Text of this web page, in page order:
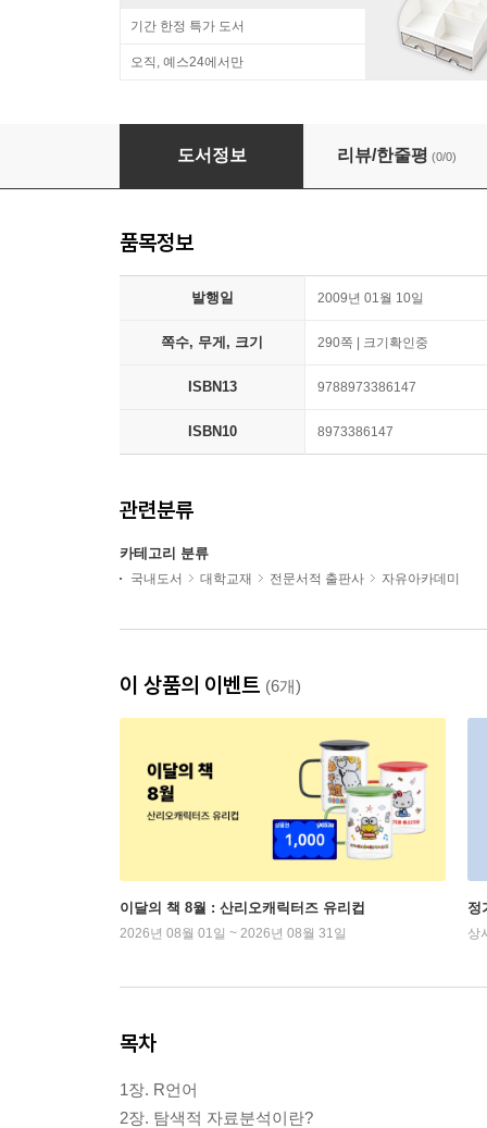
기간 한정 특가 도서
오직, 예스24에서만
R을 활용한 탐색적 자료분석
도서정보 리뷰/한줄평 (0/0)
품목정보
발행일 2009년 01월 10일
쪽수, 무게, 크기 290쪽 | 크기확인중
ISBN13 9788973386147
ISBN10 8973386147
관련분류
카테고리 분류
국내도서 대학교재 전문서적 출판사 자유아카데미
이 상품의 이벤트 (6개)
이달의 책 8월 : 산리오캐릭터즈 유리컵
2026년 08월 01일 ~ 2026년 08월 31일
정
상
목차
1장. R언어
2장. 탐색적 자료분석이란?